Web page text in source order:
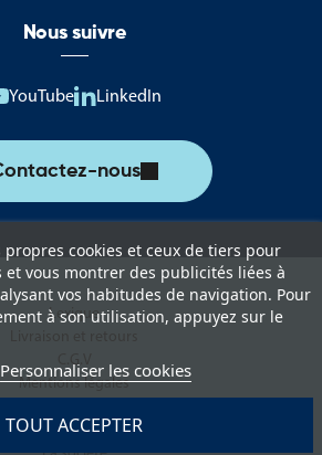
à l’affichage extérieur permanent ou
la communication événementielle
aux bureaux, salles de réunion et
les manifestations culturelles et
sont utilisés lors des événements
sportives internationales, des
propres cookies et ceux de tiers pour
et vous montrer des publicités liées à
vos habitudes de navigation. Pour
à son utilisation, appuyez sur le
Personnaliser les cookies
TOUT ACCEPTER
Nous suivre
YouTube LinkedIn
nous
Lexique
Mentions légales
Paiement sécurisé